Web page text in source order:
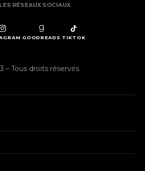
LES RÉSEAUX SOCIAUX
GOODREADS TIKTOK
– Tous droits réservés